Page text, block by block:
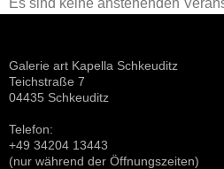
Galerie art Kapella Schkeuditz
Teichstraße 7
04435 Schkeuditz
Telefon:
+49 34204 13443
(nur während der Öffnungszeiten)